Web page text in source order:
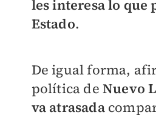
les interesa lo que
Estado.
De igual forma,
política de Nuevo
va atrasada